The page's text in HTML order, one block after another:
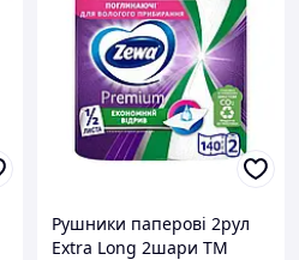
Рушники паперові 2рул
Extra Long 2шари ТМ